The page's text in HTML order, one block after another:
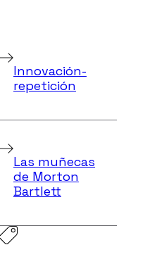
Innovación-
repetición
Las muñecas
de Morton
Bartlett